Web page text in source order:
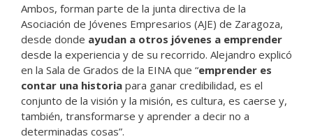
Ambos, forman parte de la junta directiva de la
Asociación de Jóvenes Empresarios (AJE) de Zaragoza,
desde donde ayudan a otros jóvenes a emprender
desde la experiencia y de su recorrido. Alejandro explicó
en la Sala de Grados de la EINA que “emprender es
contar una historia para ganar credibilidad, es el
conjunto de la visión y la misión, es cultura, es caerse y,
también, transformarse y aprender a decir no a
determinadas cosas”.